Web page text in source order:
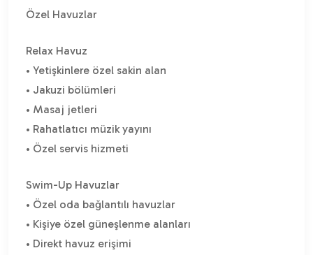
Özel Havuzlar
Relax Havuz
• Yetişkinlere özel sakin alan
• Jakuzi bölümleri
• Masaj jetleri
• Rahatlatıcı müzik yayını
• Özel servis hizmeti
Swim-Up Havuzlar
• Özel oda bağlantılı havuzlar
• Kişiye özel güneşlenme alanları
• Direkt havuz erişimi